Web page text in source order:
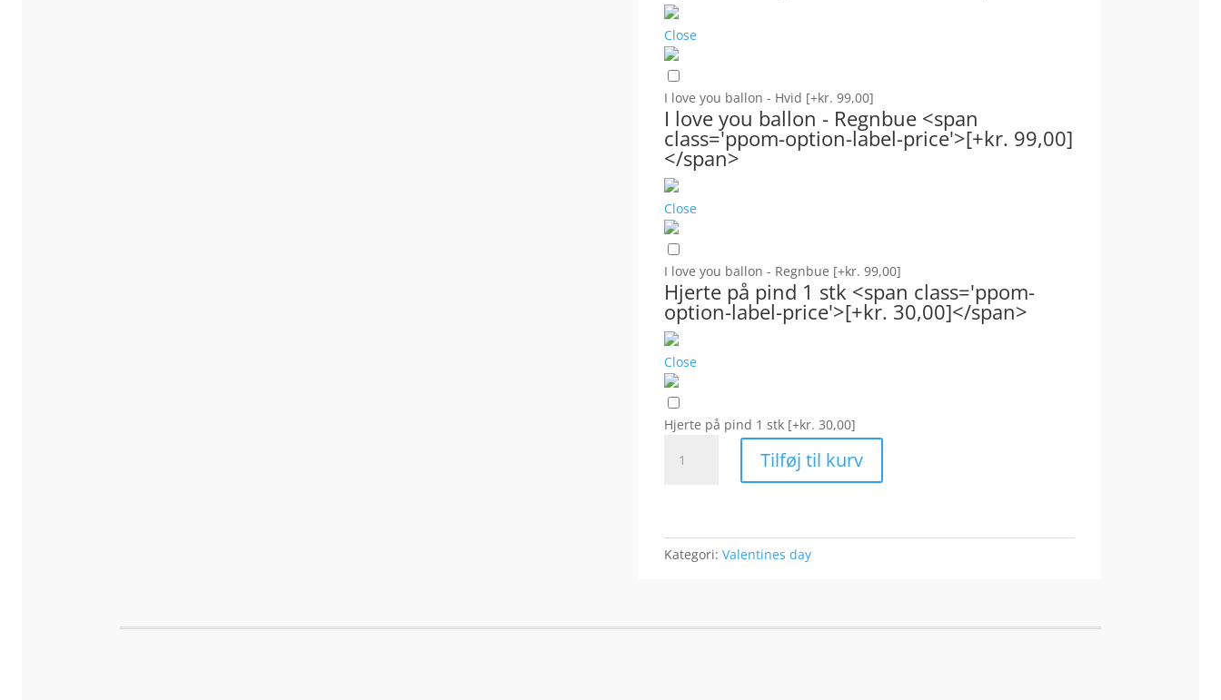
Close
I love you ballon - Hvid [+kr. 99,00]
I love you ballon - Regnbue <span
class='ppom-option-label-price'>[+kr. 99,00]
</span>
Close
I love you ballon - Regnbue [+kr. 99,00]
Hjerte på pind 1 stk <span class='ppom-
option-label-price'>[+kr. 30,00]</span>
Close
Hjerte på pind 1 stk [+kr. 30,00]
love
antal
Tilføj til kurv
Kategori: Valentines day